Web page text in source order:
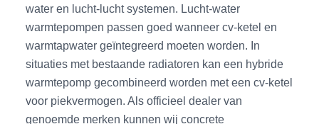
water en lucht-lucht systemen. Lucht-water
warmtepompen passen goed wanneer cv-ketel en
warmtapwater geïntegreerd moeten worden. In
situaties met bestaande radiatoren kan een hybride
warmtepomp gecombineerd worden met een cv-ketel
voor piekvermogen. Als officieel dealer van
genoemde merken kunnen wij concrete